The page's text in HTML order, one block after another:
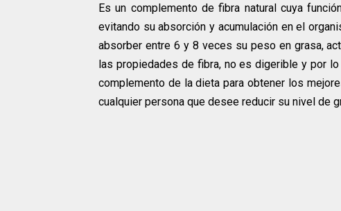
Es un complemento de fibra natural cuya
evitando su absorción y acumulación en el
absorber entre 6 y 8 veces su peso en grasa,
las propiedades de fibra, no es digerible y por
complemento de la dieta para obtener los
cualquier persona que desee reducir su nivel de